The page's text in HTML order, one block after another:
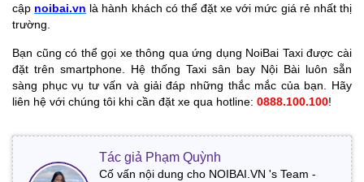
cập noibai.vn là hành khách có thể đặt xe với mức giá rẻ nhất thị
trường.
Bạn cũng có thể gọi xe thông qua ứng dụng NoiBai Taxi được cài
đặt trên smartphone. Hệ thống Taxi sân bay Nội Bài luôn sẵn
sàng phục vụ tư vấn và giải đáp những thắc mắc của bạn. Hãy
liên hệ với chúng tôi khi cần đặt xe qua hotline: 0888.100.100!
Tác giả Phạm Quỳnh
Cố vấn nội dung cho NOIBAI.VN 's Team -